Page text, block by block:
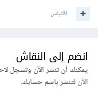
اقتباس
انضم إلى النقاش
يمكنك أن تنشر الآن وتسجل
الآنلتنشر باسم حسابك.